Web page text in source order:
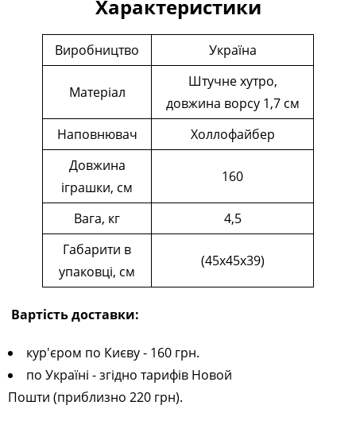
Характеристики
Виробництво Україна
Матеріал
Штучне хутро,
довжина ворсу 1,7 см
Наповнювач
Холлофайбер
Довжина
іграшки, см
160
Вага, кг
4,5
Габарити в
упаковці, см
(45х45х39)
Вартість доставки:
кур'єром по Києву - 160 грн.
по Україні - згідно тарифів Новой
Пошти (приблизно 220 грн).